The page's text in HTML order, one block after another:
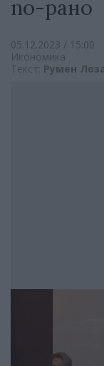
по-рано
05.12.2023 / 15:00
Икономика
Текст: Румен